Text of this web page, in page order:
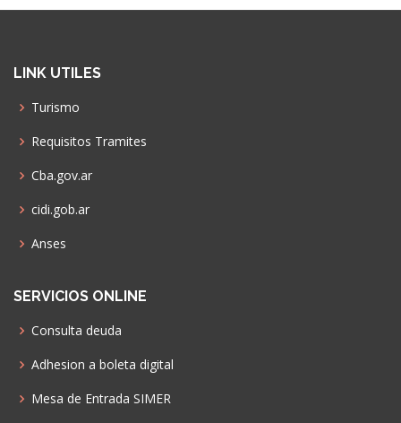
LINK UTILES
Turismo
Requisitos Tramites
Cba.gov.ar
cidi.gob.ar
Anses
SERVICIOS ONLINE
Consulta deuda
Adhesion a boleta digital
Mesa de Entrada SIMER